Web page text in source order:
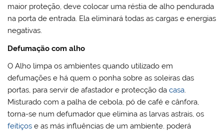
maior proteção, deve colocar uma réstia de alho pendurada
na porta de entrada. Ela eliminará todas as cargas e energias
negativas.
Defumação com alho
O Alho limpa os ambientes quando utilizado em
defumações e há quem o ponha sobre as soleiras das
portas, para servir de afastador e protecção dacasa.
Misturado com a palha de cebola, pó de café e cânfora,
torna-se num defumador que elimina as larvas astrais, os
feitiços e as más influências de um ambiente. poderá